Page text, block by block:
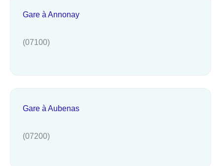
Gare à Annonay
(07100)
Gare à Aubenas
(07200)